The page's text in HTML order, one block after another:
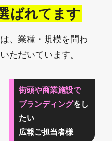
ばれてます
、業種・規模を問わ
ただいています。
街頭や商業施設で
ブランディングをし
たい
広報ご担当者様